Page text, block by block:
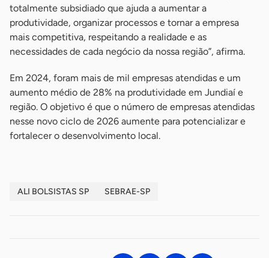
totalmente subsidiado que ajuda a aumentar a
produtividade, organizar processos e tornar a empresa
mais competitiva, respeitando a realidade e as
necessidades de cada negócio da nossa região”, afirma.
Em 2024, foram mais de mil empresas atendidas e um
aumento médio de 28% na produtividade em Jundiaí e
região. O objetivo é que o número de empresas atendidas
nesse novo ciclo de 2026 aumente para potencializar e
fortalecer o desenvolvimento local.
ALI BOLSISTAS SP SEBRAE-SP